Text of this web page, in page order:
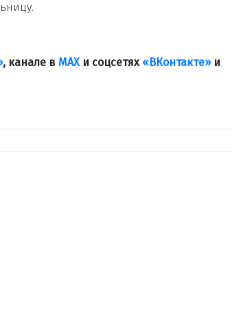
, канале в МАХи соцсетях «ВКонтакте»и